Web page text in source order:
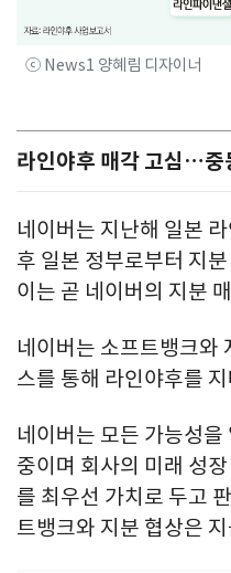
ⓒ News1 양혜림 디자이너
라인야후 매각 고심…
네이버는 지난해 일본
후 일본 정부로부터 지
이는 곧 네이버의 지분
네이버는 소프트뱅크와
스를 통해 라인야후를
네이버는 모든 가능성을
중이며 회사의 미래 성
를 최우선 가치로 두고
트뱅크와 지분 협상은